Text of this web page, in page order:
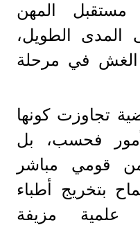
مستقبل المهن
المدى الطويل،
الغش في مرحلة
تجاوزت كونها
فحسب، بل
قومي مباشر
بتخريج أطباء
علمية مزيفة